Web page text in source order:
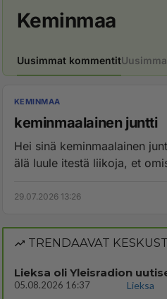
Keminmaa
Uusimmat kommentit
KEMINMAA
keminmaalainen juntti
Hei sinä keminmaalainen
älä luule itestä liikoja, et
29.07.2026 13:26
TRENDAAVAT
Lieksa oli Yleisradion
05.08.2026 16:37 Lieksa